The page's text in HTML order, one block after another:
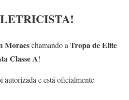
Moraeschamando a Tropa de Elite
Classe A!
autorizada e está oficialmente